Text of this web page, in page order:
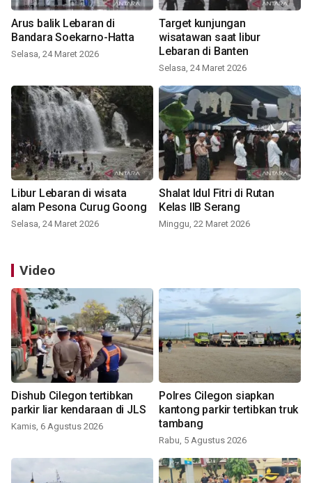
Arus balik Lebaran di
Bandara Soekarno-Hatta
Selasa, 24 Maret 2026
Target kunjungan
wisatawan saat libur
Lebaran di Banten
Selasa, 24 Maret 2026
Libur Lebaran di wisata
alam Pesona Curug Goong
Selasa, 24 Maret 2026
Shalat Idul Fitri di Rutan
Kelas IIB Serang
Minggu, 22 Maret 2026
Video
Dishub Cilegon tertibkan
parkir liar kendaraan di JLS
Kamis, 6 Agustus 2026
Polres Cilegon siapkan
kantong parkir tertibkan truk
tambang
Rabu, 5 Agustus 2026